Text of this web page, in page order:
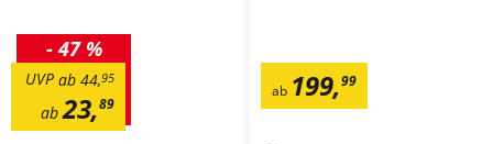
ab 23,89
ab 44,95
UVP
- 47 %
ab 199,99